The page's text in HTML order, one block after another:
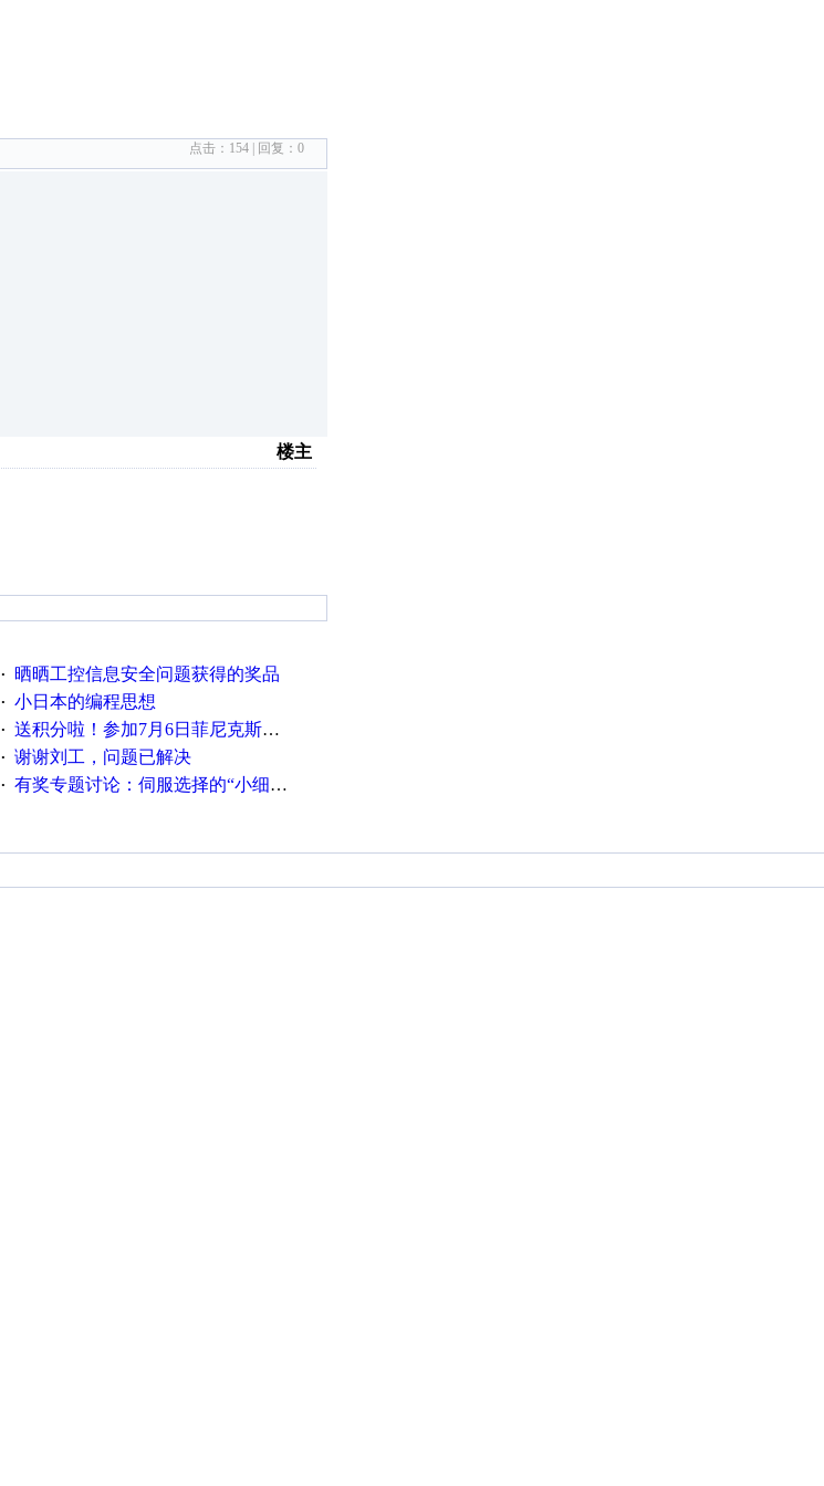
点击： 154 | 回复： 0
楼主
· 晒晒工控信息安全问题获得的奖品
· 小日本的编程思想
· 送积分啦！参加7月6日菲尼克斯在线研讨会即得
· 谢谢刘工，问题已解决
· 有奖专题讨论：伺服选择的“小细节大学问”奖励公告